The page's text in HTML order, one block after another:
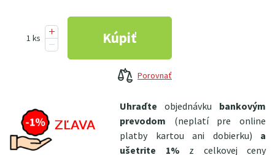
Uhraďte objednávku bankovým
prevodom (neplatí pre online
platby kartou ani dobierku) a
ušetrite 1% z celkovej ceny
Porovnať